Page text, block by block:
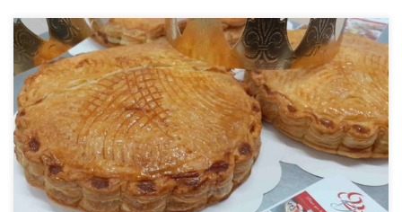
Bonne année 2021! Il est temps de tirer les Rois! Qui aura
la fève? Qui choisira sa reine? Qui choisira son roi? C’est à
vous!fourrées à la frangipanes, avec une recette datant de
mes débuts d’apprenti pâtissier, des œufs, du lait de ferme,
du vrai beurre pâtissier, riche en poudre […]